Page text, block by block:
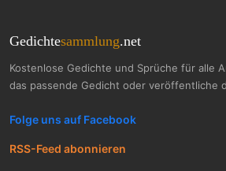
Gedichtesammlung.net
Kostenlose Gedichte und Sprüche für alle
das passende Gedicht oder veröffentliche
Folge uns auf Facebook
RSS-Feed abonnieren